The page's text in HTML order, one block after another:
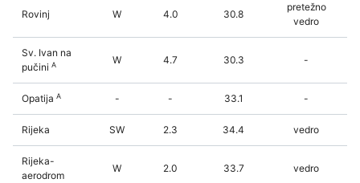
Rovinj W 4.0 30.8
pretežno
vedro
Sv. Ivan na
pučini A W 4.7 30.3 -
Opatija A - - 33.1 -
Rijeka SW 2.3 34.4 vedro
Rijeka-
aerodrom
W 2.0 33.7 vedro